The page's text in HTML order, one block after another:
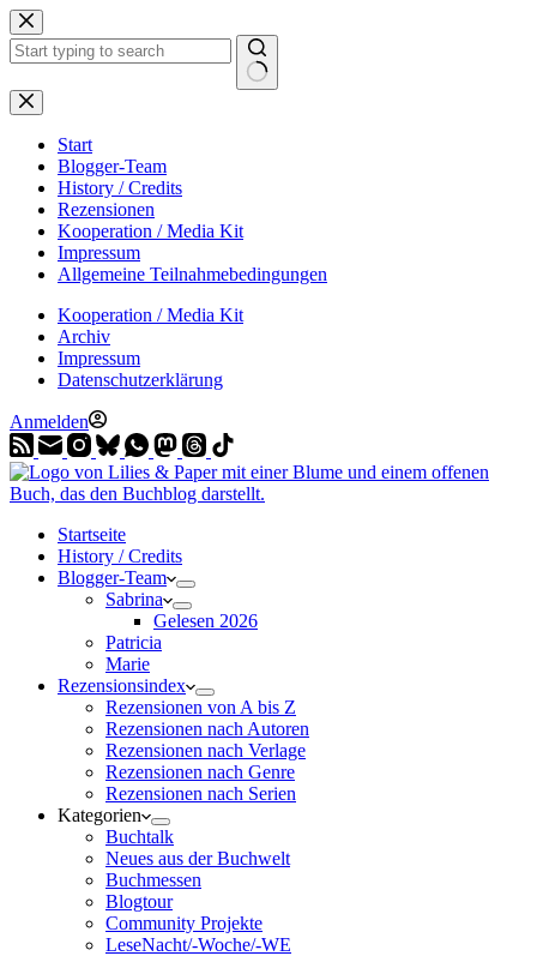
Zum
Inhalt
springen
Start
Blogger-Team
History / Credits
Rezensionen
Kooperation / Media Kit
Impressum
Allgemeine Teilnahmebedingungen
Kooperation / Media Kit
Archiv
Impressum
Datenschutzerklärung
Anmelden
Startseite
History / Credits
Blogger-Team
Sabrina
Gelesen 2026
Patricia
Marie
Rezensionsindex
Rezensionen von A bis Z
Rezensionen nach Autoren
Rezensionen nach Verlage
Rezensionen nach Genre
Rezensionen nach Serien
Kategorien
Buchtalk
Neues aus der Buchwelt
Buchmessen
Blogtour
Community Projekte
LeseNacht/-Woche/-WE